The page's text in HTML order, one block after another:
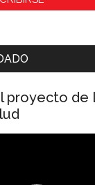
proyecto de